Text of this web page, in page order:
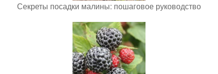
Секреты посадки малины: пошаговое руководство